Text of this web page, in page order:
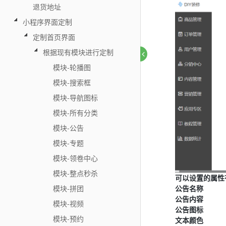
退货地址
小程序界面定制
定制首页界面
根据现有模块进行定制
模块-轮播图
模块-搜索框
模块-导航图标
模块-所有分类
模块-公告
模块-专题
模块-领卷中心
模块-整点秒杀
模块-拼团
模块-视频
模块-预约
可以设置的属
公告名称
公告内容
公告图标
文本颜色